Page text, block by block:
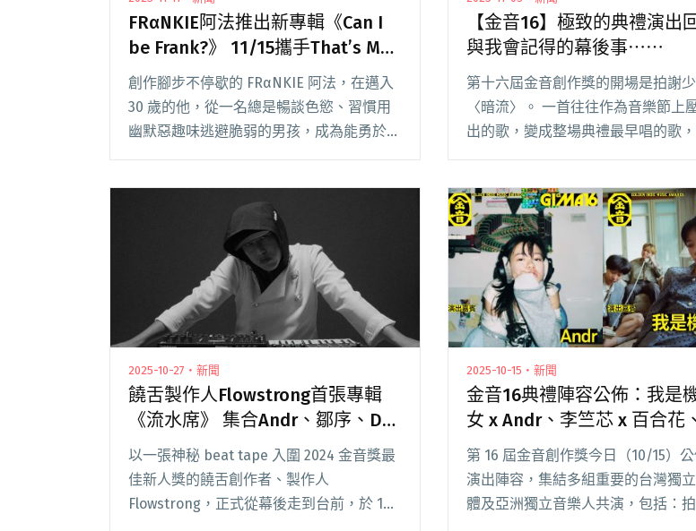
FRαNKIE阿法推出新專輯《Can I
be Frank?》 11/15攜手That’s My
Shhh北流SUB打造「發片法會」
創作腳步不停歇的 FRαNKIE 阿法，在邁入
30 歲的他，從一名總是暢談色慾、習慣用
幽默惡趣味逃避脆弱的男孩，成為能勇於直
我自己嗎？」以誠實到幾閱讀全文
"FRαNKIE阿法推出新專輯《Can I be
Frank?》 11/15攜手That’s My Shhh北流
SUB打造「發片法會」"
【金音16】極致的典禮演出
與我會記得的幕後事⋯⋯
第十六屆金音創作獎的開場是拍謝
〈暗流〉。 一首往往作為音樂節上
出的歌，變成整場典禮最早唱的歌，
出「拚場」眾神將，公路路牌巡過
町」、「二二八公閱讀全文 "【金音
致的典禮演出回顧，與我會記得的
事⋯⋯"
2025-10-27・新聞
饒舌製作人Flowstrong首張專輯
《流水席》 集合Andr、鄒序、Dac
等好友共聚一桌
以一張神秘 beat tape 入圍 2024 金音獎最
佳新人獎的饒舌創作者、製作人
Flowstrong，正式從幕後走到台前，於 10
2025-10-15・新聞
金音16典禮陣容公佈：我是
女 x Andr、李竺芯 x 百合花、
That’s My Shhh與someshiit
將登台共演
第 16 屆金音創作獎今日（10/15）
演出陣容，集結多組重要的台灣獨
體及亞洲獨立音樂人共演，包括：拍